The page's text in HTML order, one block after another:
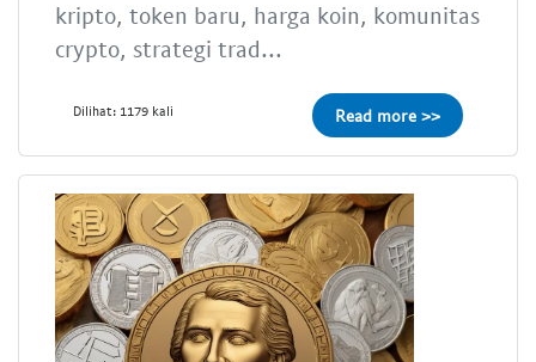
kripto, token baru, harga koin, komunitas
crypto, strategi trad...
Dilihat: 1179 kali Read more >>